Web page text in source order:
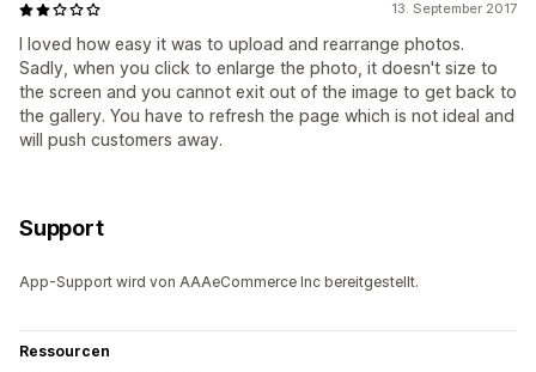
13. September 2017
I loved how easy it was to upload and rearrange photos.
Sadly, when you click to enlarge the photo, it doesn't size to
the screen and you cannot exit out of the image to get back to
the gallery. You have to refresh the page which is not ideal and
will push customers away.
Support
App-Support wird von AAAeCommerce Inc bereitgestellt.
Ressourcen